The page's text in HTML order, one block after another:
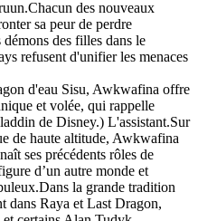
des nouveaux
sa peur de perdre
des filles dans le
refusent d'unifier les menaces
d'eau Sisu, Awkwafina offre
et volée, qui rappelle
de Disney.) L'assistant.Sur
de haute altitude, Awkwafina
ses précédents rôles de
d’un autre monde et
la grande tradition
dans Raya et Last Dragon,